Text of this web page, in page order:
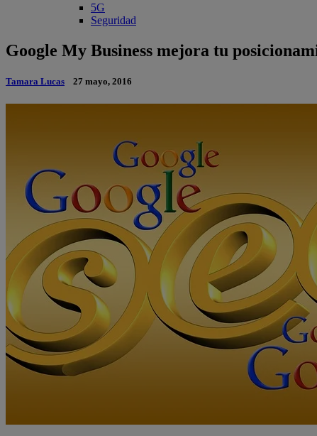
5G
Seguridad
Google My Business mejora tu
Tamara Lucas 27 mayo, 2016